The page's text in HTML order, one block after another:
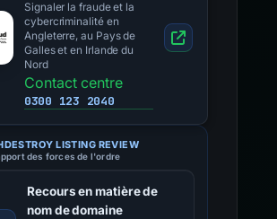
Signaler la fraude et la
cybercriminalité en
Angleterre, au Pays de
Galles et en Irlande du
Nord
Contact centre
0300 123 2040
LISTING REVIEW
des forces de l'ordre
Recours en matière de
nom de domaine